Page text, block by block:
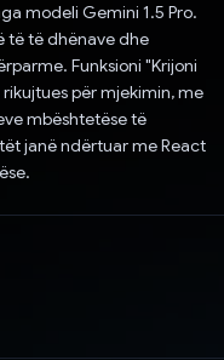
modeli Gemini 1.5 Pro.
të të dhënave dhe
Funksioni "Krijoni
për mjekimin, me
mbështetëse të
janë ndërtuar me React